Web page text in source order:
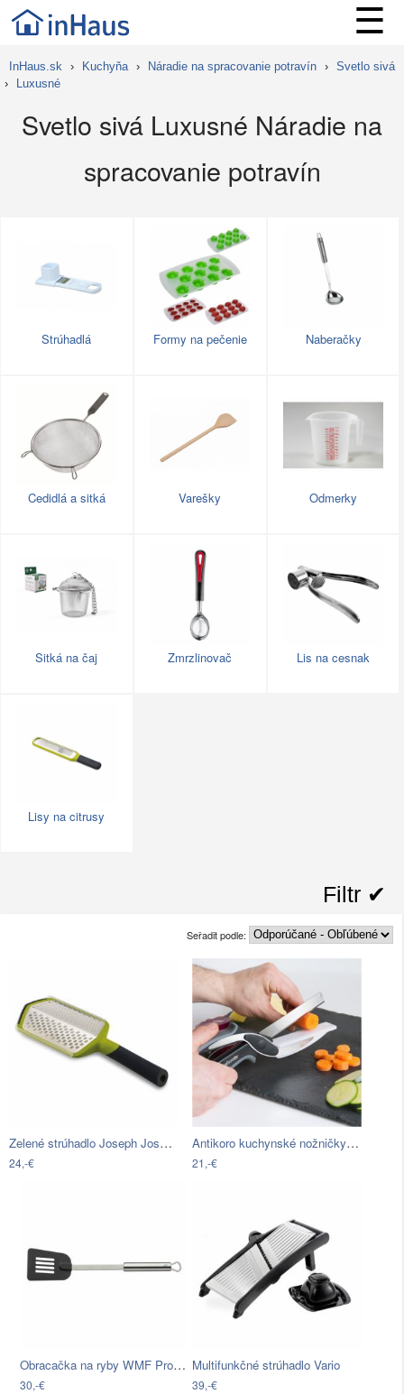
☰
InHaus.sk › Kuchyňa › Náradie na spracovanie potravín › Svetlo sivá
›
Luxusné
Svetlo sivá Luxusné Náradie na
spracovanie potravín
Strúhadlá Formy na pečenie Naberačky
Cedidlá a sitká Varešky Odmerky
Sitká na čaj Zmrzlinovač Lis na cesnak
Lisy na citrusy
Filtr ✔︎
Seřadit podle:
Zelené strúhadlo Joseph Joseph Twist…
24,-€
Antikoro kuchynské nožničky InnovaGoods
21,-€
Obracačka na ryby WMF Profi Plus
30,-€
Multifunkčné strúhadlo Vario
39,-€